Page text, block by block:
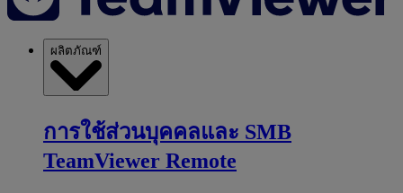
ผลิตภัณฑ์
การใช้ส่วนบุคคลและ SMB
TeamViewer Remote